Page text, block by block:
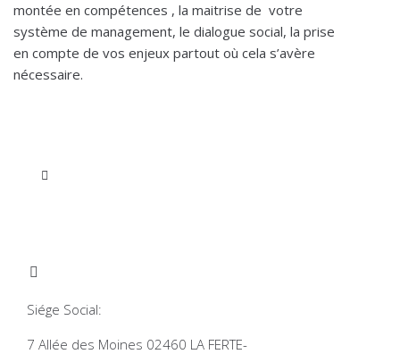
montée en compétences , la maitrise de votre
système de management, le dialogue social, la prise
en compte de vos enjeux partout où cela s’avère
nécessaire.
Siége Social:
7 Allée des Moines 02460 LA FERTE-